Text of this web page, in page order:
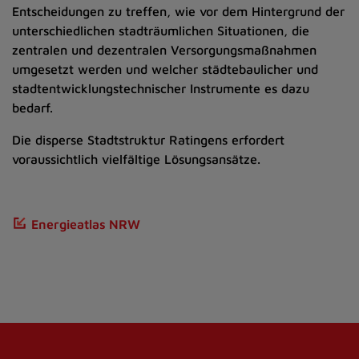
Entscheidungen zu treffen, wie vor dem Hintergrund der
unterschiedlichen stadträumlichen Situationen, die
zentralen und dezentralen Versorgungsmaßnahmen
umgesetzt werden und welcher städtebaulicher und
stadtentwicklungstechnischer Instrumente es dazu
bedarf.
Die disperse Stadtstruktur Ratingens erfordert
voraussichtlich vielfältige Lösungsansätze.
Energieatlas NRW